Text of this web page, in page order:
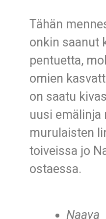
Tähän
onkin saanut
pentuetta,
omien
on saatu
uusi
murulaisten
toiveissa jo
ostaessa.
Naava